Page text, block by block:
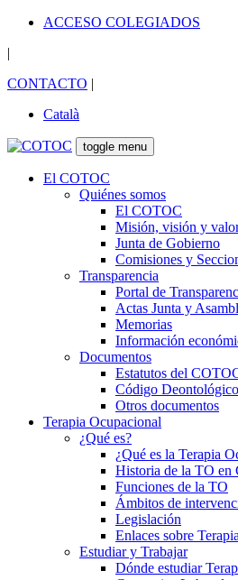
ACCESO COLEGIADOS
|
CONTACTO |
Català
toggle menu
El COTOC
Quiénes somos
El COTOC
Misión, visión y
Junta de Gobierno
Comisiones y
Transparencia
Portal de
Actas Junta y
Memorias
Información
Documentos
Estatutos del
Código Deontológico
Otros documentos
Terapia Ocupacional
¿Qué es?
¿Qué es la Terapia
Historia de la TO en
Funciones de la TO
Ámbitos de
Legislación
Enlaces sobre
Estudiar y Trabajar
Dónde estudiar